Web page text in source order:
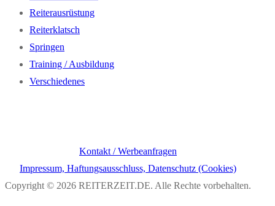
Reiterausrüstung
Reiterklatsch
Springen
Training / Ausbildung
Verschiedenes
Kontakt / Werbeanfragen
Impressum, Haftungsausschluss, Datenschutz (Cookies)
Copyright © 2026 REITERZEIT.DE. Alle Rechte vorbehalten.